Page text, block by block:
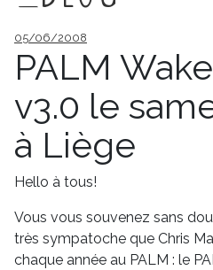
Publié
05/06/2008
PALM
v3.0 le
à Liège
Hello à tous!
Vous vous souvenez sans
très sympatoche que Chris
chaque année au PALM : le